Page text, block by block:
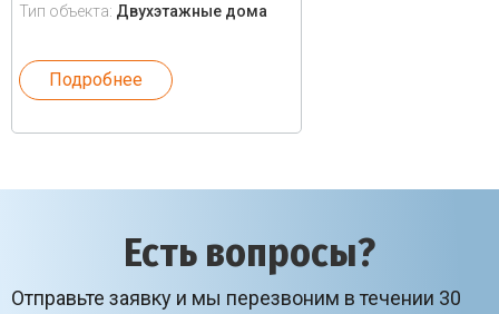
Тип объекта: Двухэтажные дома
Подробнее
Есть вопросы?
Отправьте заявку и мы перезвоним в течении 30